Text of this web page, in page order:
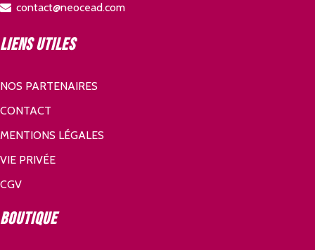
contact@neocead.com
Liens utiles
NOS PARTENAIRES
CONTACT
MENTIONS LÉGALES
VIE PRIVÉE
CGV
Boutique